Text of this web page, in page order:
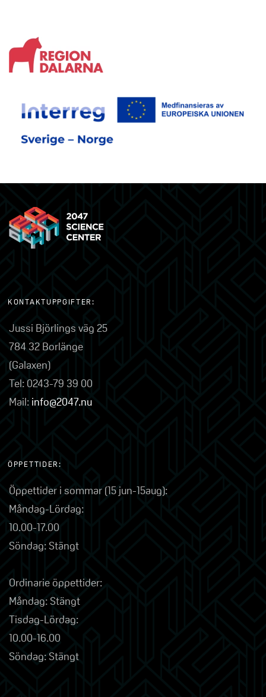
KONTAKTUPPGIFTER:
Jussi Björlings väg 25
784 32 Borlänge
(Galaxen)
Tel: 0243-79 39 00
Mail: info@2047.nu
ÖPPETTIDER:
Öppettider i sommar (15 jun-15aug):
Måndag-Lördag:
10.00-17.00
Söndag: Stängt
Ordinarie öppettider:
Måndag: Stängt
Tisdag-Lördag:
10.00-16.00
Söndag: Stängt